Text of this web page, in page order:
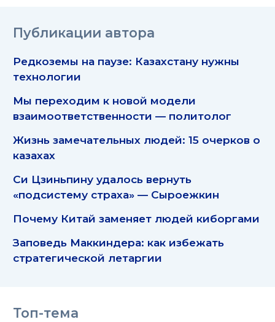
Публикации автора
Редкоземы на паузе: Казахстану нужны
технологии
Мы переходим к новой модели
взаимоответственности — политолог
Жизнь замечательных людей: 15 очерков о
казахах
Си Цзиньпину удалось вернуть
«подсистему страха» — Сыроежкин
Почему Китай заменяет людей киборгами
Заповедь Маккиндера: как избежать
стратегической летаргии
Топ-тема